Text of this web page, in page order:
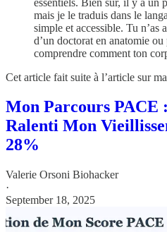
mais je le traduis dans le
simple et accessible. Tu n’as
d’un doctorat en anatomie
comprendre comment ton
Cet article fait suite à l’article sur
Mon Parcours PACE
Ralenti Mon
28%
Valerie Orsoni Biohacker
·
September 18, 2025